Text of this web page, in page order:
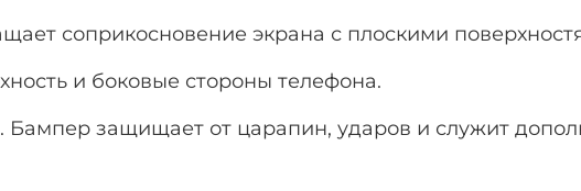
соприкосновение экрана с плоскими
и боковые стороны телефона.
Бампер защищает от царапин, ударов и служит